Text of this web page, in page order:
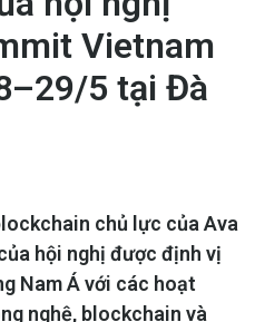
Vietnam
5 tại Đà
chủ lực của Ava
hội nghị được định vị
Nam Á với các hoạt
nghệ, blockchain và